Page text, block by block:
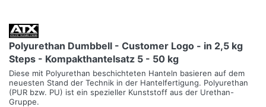
Polyurethan Dumbbell - Customer Logo - in 2,5 kg
Steps - Kompakthantelsatz 5 - 50 kg
Diese mit Polyurethan beschichteten Hanteln basieren auf dem
neuesten Stand der Technik in der Hantelfertigung. Polyurethan
(PUR bzw. PU) ist ein spezieller Kunststoff aus der Urethan-
Gruppe.